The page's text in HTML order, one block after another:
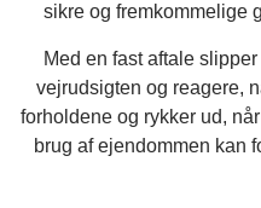
sikre og fremkommelige
Med en fast aftale
vejrudsigten og reagere,
forholdene og rykker ud,
brug af ejendommen kan